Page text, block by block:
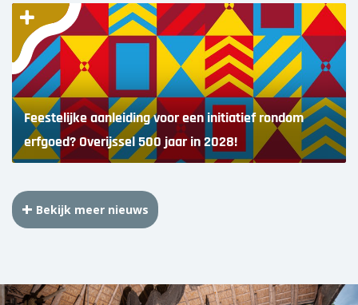
Feestelijke aanleiding voor een initiatief rondom
erfgoed? Overijssel 500 jaar in 2028!
Bekijk meer nieuws